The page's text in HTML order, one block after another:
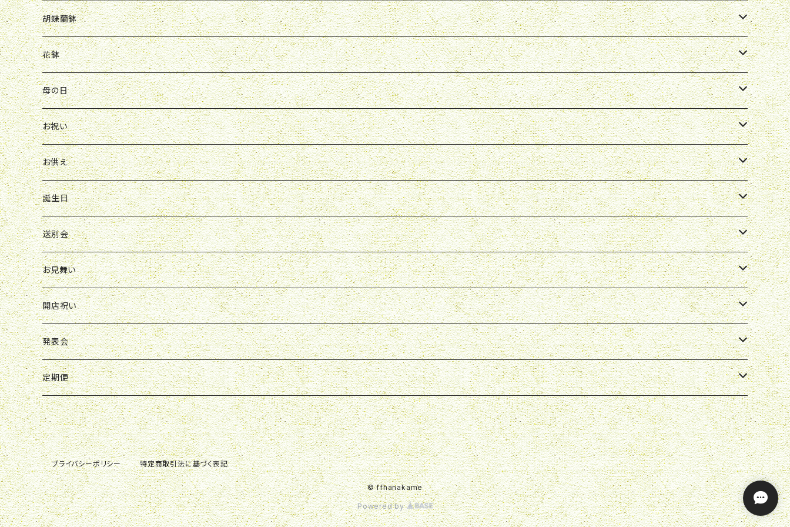
お見舞い
送別会
お供え
仏壇花
定期便
Y&O
W&G
W&G
R&P
Y&O
誕生日
お見舞い
送別会
開店祝い
お供え
R&P
Y&O
W&G
ソープフラワー
お祝い
誕生日
お見舞い
送別会
開店祝い
お誕生日
お祝い
発表会
胡蝶蘭鉢
開店祝い
お祝い
花鉢
クレマチス
紫
母の日
花束
アレンジ
ボックスアレンジ
お祝い
花束
アレンジ
ボックスアレンジ
胡蝶蘭鉢
スタンド花
お供え
花束
アレンジ
誕生日
花束
アレンジ
ボックスアレンジ
スタンド花
送別会
花束
アレンジ
ボックスアレンジ
お見舞い
花束
アレンジ
ボックスアレンジ
開店祝い
アレンジ
スタンド花
観葉植物
胡蝶蘭鉢
発表会
アレンジ
花束
スタンド花
定期便
花束
プライバシーポリシー 特定商取引法に基づく表記
© ffhanakame
Powered by